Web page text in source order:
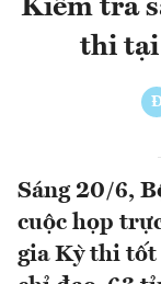
Kiểm tra
thi tại
Sáng 20/6,
cuộc họp
gia Kỳ thi